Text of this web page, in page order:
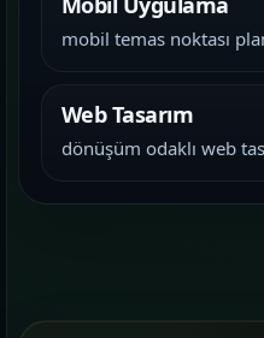
mobil temas noktası
Web Tasarım
dönüşüm odaklı web